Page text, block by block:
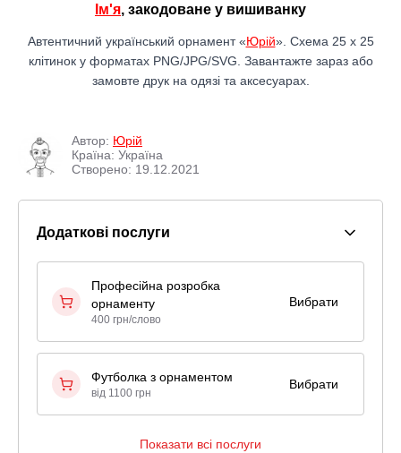
Ім'я, закодоване у вишиванку
Автентичний український орнамент «Юрій». Схема 25 x 25
клітинок у форматах PNG/JPG/SVG. Завантажте зараз або
замовте друк на одязі та аксесуарах.
Автор: Юрій
Країна: Україна
Створено: 19.12.2021
Додаткові послуги
Професійна розробка
орнаменту
400 грн/слово
Вибрати
Футболка з орнаментом
від 1100 грн
Вибрати
Показати всі послуги